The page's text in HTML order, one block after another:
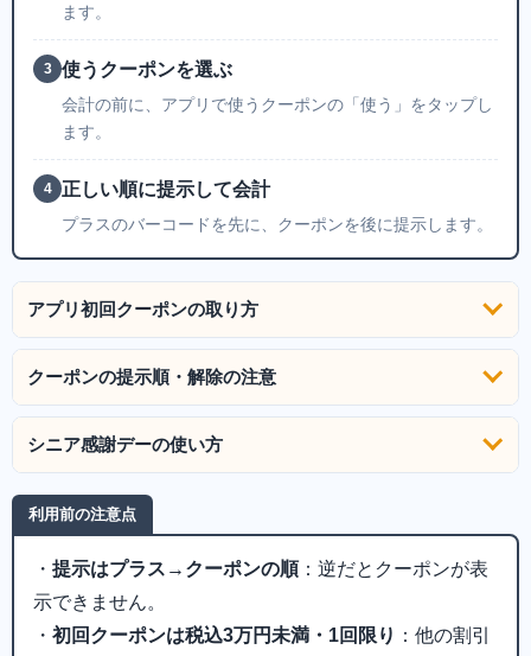
ます。
3 使うクーポンを選ぶ
会計の前に、アプリで使うクーポンの「使う」をタップし
ます。
4 正しい順に提示して会計
プラスのバーコードを先に、クーポンを後に提示します。
アプリ初回クーポンの取り方
クーポンの提示順・解除の注意
シニア感謝デーの使い方
利用前の注意点
・ 提示はプラス→クーポンの順：逆だとクーポンが表
示できません。
・ 初回クーポンは税込3万円未満・1回限り ：他の割引